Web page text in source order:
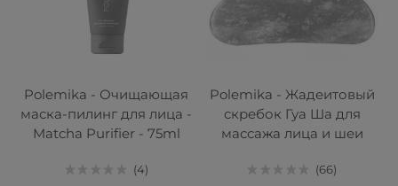
Polemika - Очищающая
маска-пилинг для лица -
Matcha Purifier - 75ml
4
Polemika - Жадеитовый
скребок Гуа Ша для
массажа лица и шеи
66